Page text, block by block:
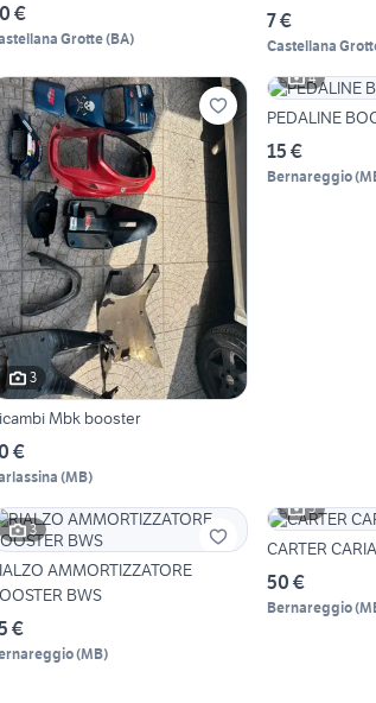
€
Grotte(BA)
7 €
Castellana
3
Mbk booster
€
(MB)
4
PEDALINE
15 €
Bernareggio(
3
AMMORTIZZATORE
BWS
€
(MB)
5
CARTER
50 €
Bernareggio(